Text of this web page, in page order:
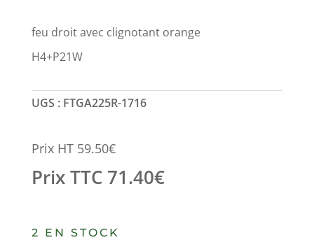
feu droit avec clignotant orange
H4+P21W
UGS : FTGA225R-1716
Prix HT 59.50€
Prix TTC 71.40€
2 EN STOCK